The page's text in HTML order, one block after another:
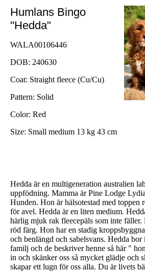
Humlans Bingo
"Hedda"
WALA00106446
DOB: 240630
Coat: Straight fleece (Cu/Cu)
Pattern: Solid
Color: Red
Size: Small medium 13 kg 43 cm
Hedda är en multigeneration australien
uppfödning. Mamma är Pine Lodge
Hunden. Hon är hälsotestad med toppen
för avel. Hedda är en liten medium.
härlig mjuk rak fleecepäls som inte
röd färg. Hon har en stadig
och benlängd och sabelsvans. Hedda
familj och de beskriver henne så här "
in och skänker oss så mycket glädje och
skapar ett lugn för oss alla. Du är livets